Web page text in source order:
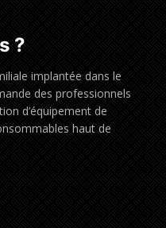
?
implantée dans le
des professionnels
d’équipement de
haut de